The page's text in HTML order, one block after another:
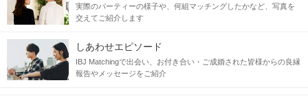
実際のパーティーの様子や、何組マッチングしたかなど、写真を
交えてご紹介します
しあわせエピソード
IBJ Matchingで出会い、お付き合い・ご成婚された皆様からの良縁
報告やメッセージをご紹介